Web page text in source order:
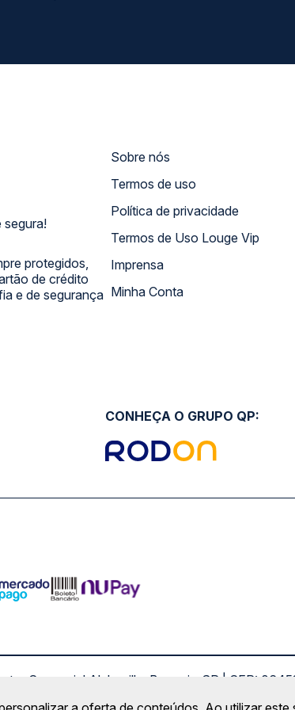
segura!
protegidos,
de crédito
e de segurança
Sobre nós
Termos de uso
Política de privacidade
Termos de Uso Louge Vip
Imprensa
Minha Conta
CONHEÇA O GRUPO QP:
Comercial Alphaville, Barueri - SP | CEP:
Copyright 2026 ©